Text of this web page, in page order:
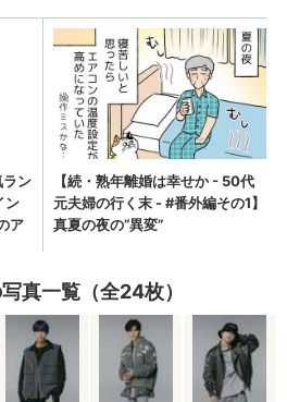
真一覧（全24枚）